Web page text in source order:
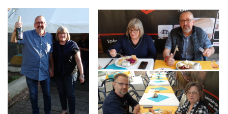
Branding
ARMCHAIR ARMCHAIR